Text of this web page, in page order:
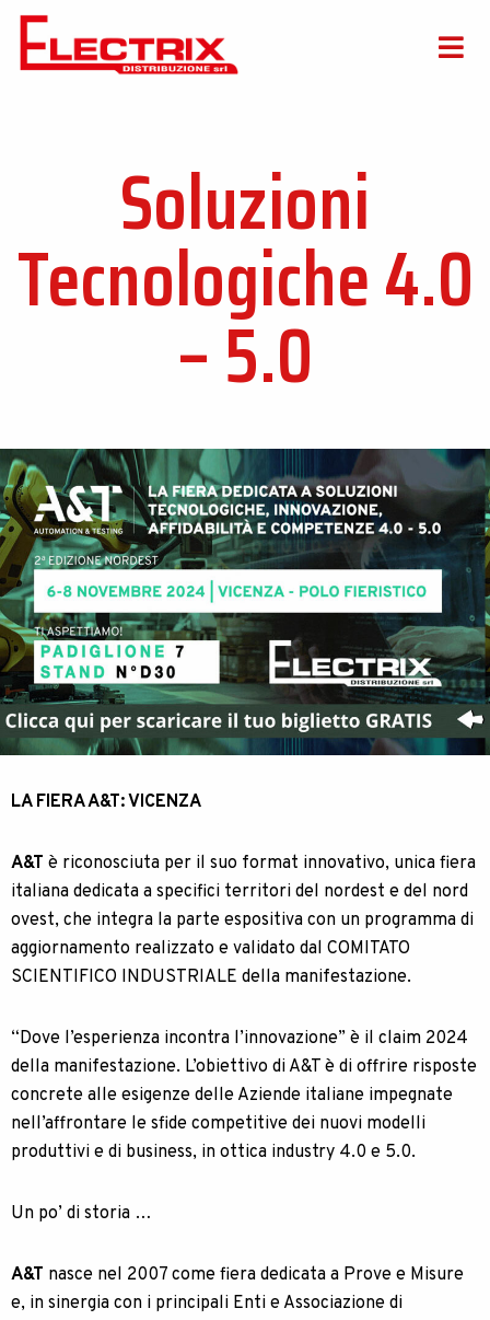
Soluzioni
Tecnologiche 4.0
– 5.0
LA FIERA A&T: VICENZA
A&T è riconosciuta per il suo format innovativo, unica fiera
italiana dedicata a specifici territori del nordest e del nord
ovest, che integra la parte espositiva con un programma di
aggiornamento realizzato e validato dal COMITATO
SCIENTIFICO INDUSTRIALE della manifestazione.
“Dove l’esperienza incontra l’innovazione” è il claim 2024
della manifestazione. L’obiettivo di A&T è di offrire risposte
concrete alle esigenze delle Aziende italiane impegnate
nell’affrontare le sfide competitive dei nuovi modelli
produttivi e di business, in ottica industry 4.0 e 5.0.
Un po’ di storia …
A&T nasce nel 2007 come fiera dedicata a Prove e Misure
e, in sinergia con i principali Enti e Associazione di